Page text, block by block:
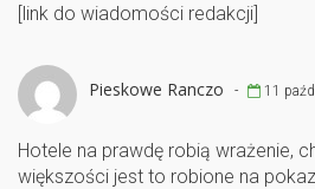
[link do wiadomości redakcji]
Pieskowe Ranczo - 11
Hotele na prawdę robią wrażenie,
większości jest to robione na